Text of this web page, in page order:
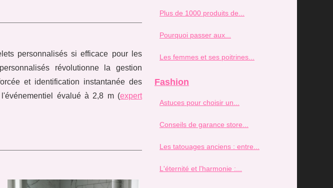
personnalisés si efficace pour les
révolutionne la gestion
et identification instantanée des
évalué à 2,8 m (expert
Plus de 1000 produits de...
Pourquoi passer aux...
Les femmes et ses poitrines...
Fashion
Astuces pour choisir un...
Conseils de garance store...
Les tatouages anciens : entre...
L'éternité et l'harmonie :...